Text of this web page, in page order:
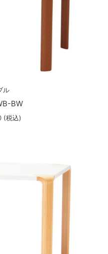
ル
BW
(税込)